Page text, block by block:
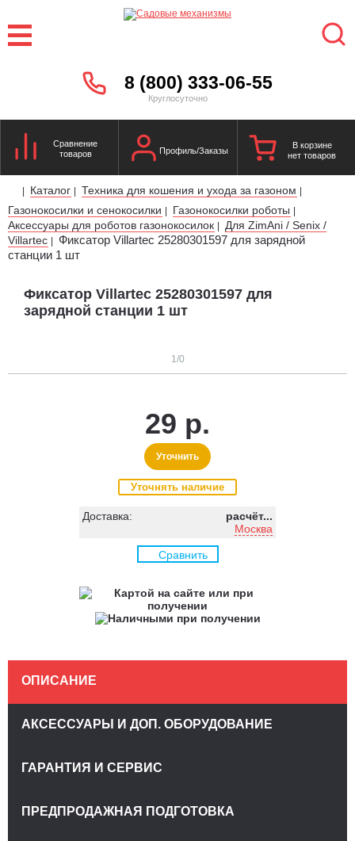
8 (800) 333-06-55
Круглосуточно
Сравнение
товаров
Профиль/Заказы
В корзине
нет товаров
| Каталог | Техника для кошения и ухода за газоном |
Газонокосилки и сенокосилки | Газонокосилки роботы |
Аксессуары для роботов газонокосилок |
Для ZimAni / Senix /
Villartec |
Фиксатор Villartec 25280301597 для зарядной
станции 1 шт
Фиксатор Villartec 25280301597 для
зарядной станции 1 шт
1 /0
29 р.
Уточнить
Уточнять наличие
Доставка:
расчёт...
Москва
Сравнить
ОПИСАНИЕ
АКСЕССУАРЫ И ДОП. ОБОРУДОВАНИЕ
ГАРАНТИЯ И СЕРВИС
ПРЕДПРОДАЖНАЯ ПОДГОТОВКА